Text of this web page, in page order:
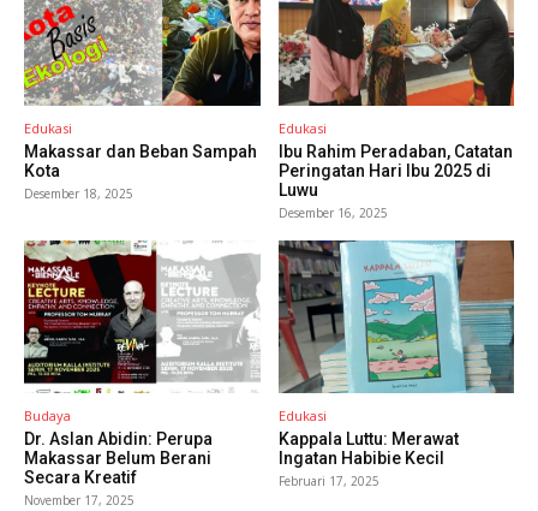
Edukasi
Makassar dan Beban Sampah
Kota
Desember 18, 2025
Edukasi
Ibu Rahim Peradaban, Catatan
Peringatan Hari Ibu 2025 di
Luwu
Desember 16, 2025
Budaya
Dr. Aslan Abidin: Perupa
Makassar Belum Berani
Secara Kreatif
November 17, 2025
Edukasi
Kappala Luttu: Merawat
Ingatan Habibie Kecil
Februari 17, 2025